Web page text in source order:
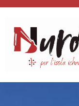
Vai
contenuto